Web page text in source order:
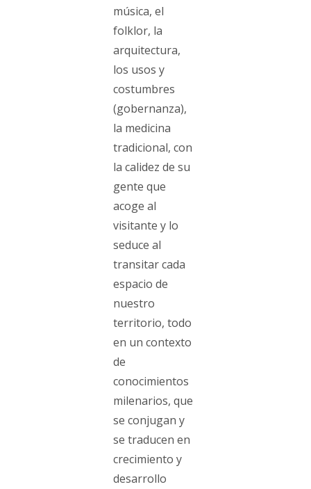
música, el
folklor, la
arquitectura,
los usos y
costumbres
(gobernanza),
la medicina
tradicional, con
la calidez de su
gente que
acoge al
visitante y lo
seduce al
transitar cada
espacio de
nuestro
territorio, todo
en un contexto
de
conocimientos
milenarios, que
se conjugan y
se traducen en
crecimiento y
desarrollo